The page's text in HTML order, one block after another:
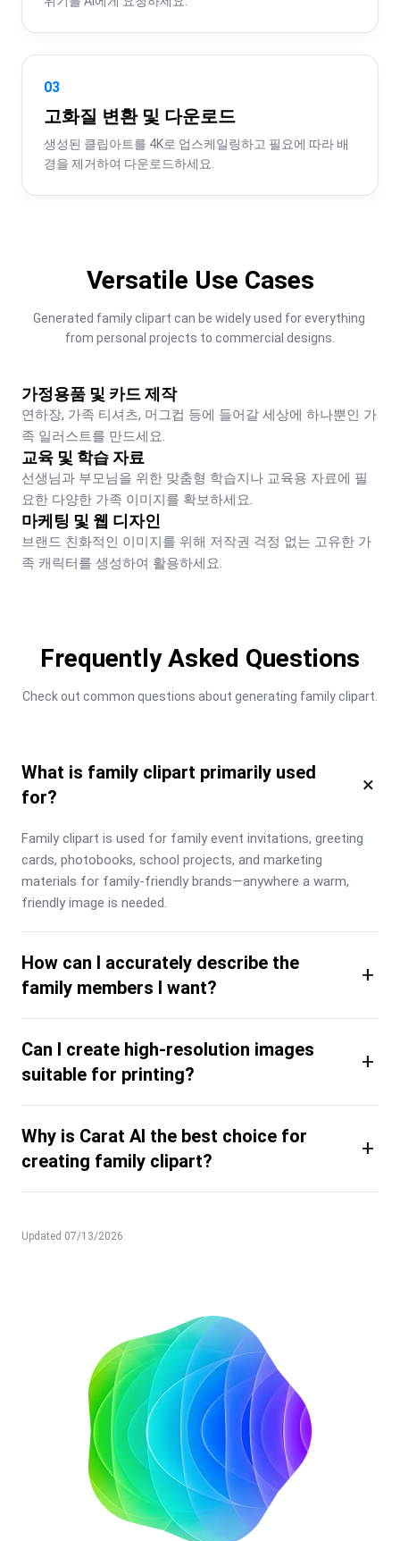
03
고화질 변환 및 다운로드
생성된 클립아트를 4K로 업스케일링하고 필요에 따라 배
경을 제거하여 다운로드하세요.
Versatile Use Cases
Generated family clipart can be widely used for everything
from personal projects to commercial designs.
가정용품 및 카드 제작
연하장, 가족 티셔츠, 머그컵 등에 들어갈 세상에 하나뿐인 가
족 일러스트를 만드세요.
교육 및 학습 자료
선생님과 부모님을 위한 맞춤형 학습지나 교육용 자료에 필
요한 다양한 가족 이미지를 확보하세요.
마케팅 및 웹 디자인
브랜드 친화적인 이미지를 위해 저작권 걱정 없는 고유한 가
족 캐릭터를 생성하여 활용하세요.
Frequently Asked Questions
Check out common questions about generating family clipart.
What is family clipart primarily used
for?
×
Family clipart is used for family event invitations, greeting
cards, photobooks, school projects, and marketing
materials for family-friendly brands—anywhere a warm,
friendly image is needed.
How can I accurately describe the
family members I want?
+
Can I create high-resolution images
suitable for printing?
+
Why is Carat AI the best choice for
creating family clipart?
+
Updated 07/13/2026